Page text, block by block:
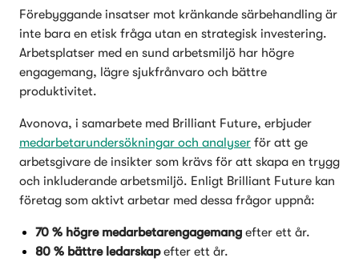
Förebyggande insatser mot kränkande särbehandling är
inte bara en etisk fråga utan en strategisk investering.
Arbetsplatser med en sund arbetsmiljö har högre
engagemang, lägre sjukfrånvaro och bättre
produktivitet.
medarbetarundersökningar och analyser för att ge
arbetsgivare de insikter som krävs för att skapa en trygg
och inkluderande arbetsmiljö. Enligt Brilliant Future kan
företag som aktivt arbetar med dessa frågor uppnå:
70 % högre medarbetarengagemang efter ett år.
80 % bättre ledarskap efter ett år.